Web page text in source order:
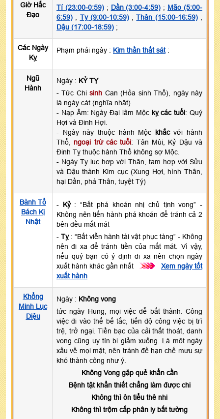
Giờ Hắc
Đạo
Tí (23:00-0:59); Dần (3:00-4:59) ; Mão (5:00-
6:59) ; Tỵ (9:00-10:59);Thân (15:00-16:59);
Dậu (17:00-18:59) ;
Các Ngày
Kỵ
Phạm phải ngày : Kim thần thất sát:
Ngũ
Hành
Ngày : KỶ TỴ
- Tức Chisinh Can (Hỏa sinh Thổ), ngày này
là ngày cát (nghĩa nhật).
- Nạp Âm: Ngày Đại lâm Mộc kỵ các tuổi: Quý
Hợi và Đinh Hợi.
- Ngày này thuộc hành Mộc khắcvới hành
Thổ, ngoại trừ các tuổi: Tân Mùi, Kỷ Dậu và
Đinh Tỵ thuộc hành Thổ không sợ Mộc.
- Ngày Tỵ lục hợp với Thân, tam hợp với Sửu
và Dậu thành Kim cục (Xung Hợi, hình Thân,
hại Dần, phá Thân, tuyệt Tý)
Bành Tổ
Bách Kị
Nhật
- Kỷ: “Bất phá khoán nhị chủ tịnh vong” -
Không nên tiến hành phá khoán để tránh cả 2
bên đều mất mát
- Tỵ: “Bất viễn hành tài vật phục tàng” - Không
nên đi xa để tránh tiền của mất mát. Vì vậy,
nếu quý bạn có ý định đi xa nên chọn ngày
xuất hành khác gần nhất
>>>
Xem ngày tốt
xuất hành
Khổng
Minh Lục
Diệu
Ngày : Không vong
tức ngày Hung, mọi việc dễ bất thành. Công
việc đi vào thế bế tắc, tiến độ công việc bị trì
trệ, trở ngại. Tiền bạc của cải thất thoát, danh
vọng cũng uy tín bị giảm xuống. Là một ngày
xấu về mọi mặt, nên tránh để hạn chế mưu sự
khó thành công như ý.
Không Vong gặp quẻ khẩn cần
Bệnh tật khẩn thiết chẳng làm được chi
Không thì ôn tiểu thê nhi
Không thì trộm cắp phân ly bất tường